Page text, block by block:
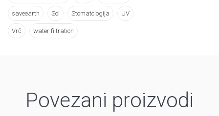
saveearth Sol Stomatologija UV
Vrč water filtration
Povezani proizvodi